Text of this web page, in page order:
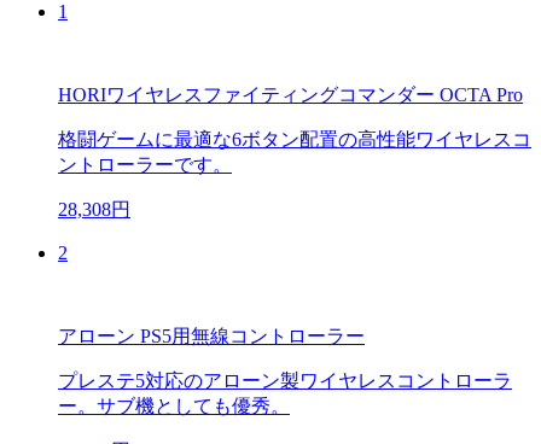
1
HORIワイヤレスファイティングコマンダー OCTA Pro
格闘ゲームに最適な6ボタン配置の高性能ワイヤレスコ
ントローラーです。
28,308円
2
アローン PS5用無線コントローラー
プレステ5対応のアローン製ワイヤレスコントローラ
ー。サブ機としても優秀。